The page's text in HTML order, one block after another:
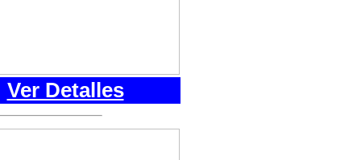
Ver Detalles